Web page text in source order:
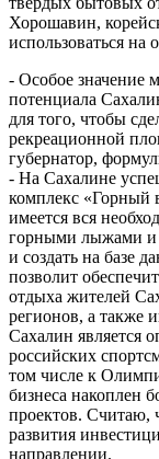
Хорошавин,
использоваться на
- Особое значение
потенциала
для того, чтобы
рекреационной
губернатор,
- На Сахалине
комплекс «Горный
имеется вся
горными лыжами и
и создать на базе
позволит
отдыха жителей
регионов, а также
Сахалин является
российских
том числе к
бизнеса накоплен
проектов. Считаю,
развития
направлении.